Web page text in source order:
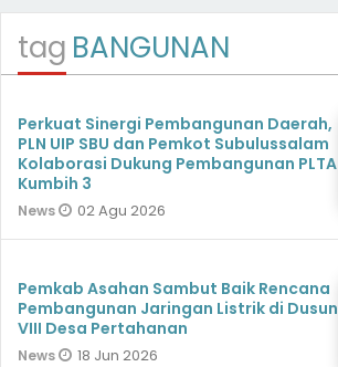
tag BANGUNAN
Perkuat Sinergi Pembangunan Daerah,
PLN UIP SBU dan Pemkot Subulussalam
Kolaborasi Dukung Pembangunan PLTA
Kumbih 3
News 02 Agu 2026
Pemkab Asahan Sambut Baik Rencana
Pembangunan Jaringan Listrik di Dusun
VIII Desa Pertahanan
News 18 Jun 2026